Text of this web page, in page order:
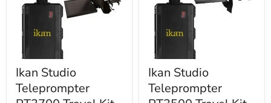
profesional.
Ikan Studio
Teleprompter
Ikan Studio
Teleprompter